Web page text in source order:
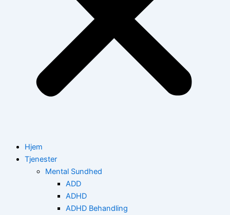
Hjem
Tjenester
Mental Sundhed
ADD
ADHD
ADHD Behandling